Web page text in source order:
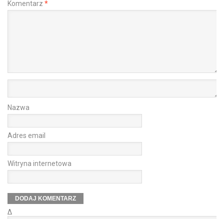
Komentarz *
Nazwa
Adres email
Witryna internetowa
Δ